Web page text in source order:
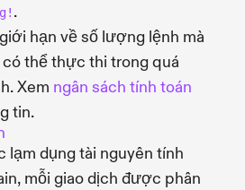
.
hạn về số lượng lệnh mà
thể thực thi trong quá
Xem ngân sách tính toán
tin.
lạm dụng tài nguyên tính
mỗi giao dịch được phân